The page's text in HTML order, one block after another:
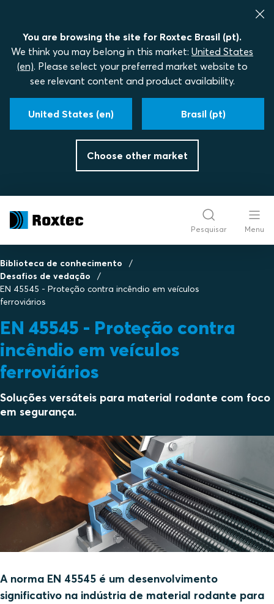
You are browsing the site for Roxtec Brasil (pt).
We think you may belong in this market: United States
(en). Please select your preferred market website to
see relevant content and product availability.
United States (en) Brasil (pt)
Choose other market
Pesquisar Menu
Biblioteca de conhecimento
Desafios de vedação
EN 45545 - Proteção contra incêndio em veículos
ferroviários
EN 45545 - Proteção contra
incêndio em veículos
ferroviários
Soluções versáteis para material rodante com foco
em segurança.
A norma EN 45545 é um desenvolvimento
significativo na indústria de material rodante para